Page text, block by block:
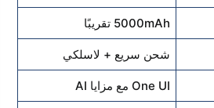
5000mAh تقريبًا
شحن سريع + لاسلكي
One UI مع مزايا AI